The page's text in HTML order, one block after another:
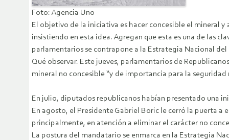
Foto: Agencia Uno
El objetivo de la iniciativa es hacer concesible el mineral
insistiendo en esta idea. Agregan que esta es una de las
parlamentarios se contrapone a la Estrategia Nacional
Qué observar. Este jueves, parlamentarios de
mineral no concesible “y de importancia para la
En julio, diputados republicanos habían presentado una
En agosto, el Presidente Gabriel Boric le cerró la puerta
principalmente, en atención a eliminar el carácter no
La postura del mandatario se enmarca en la Estrategia